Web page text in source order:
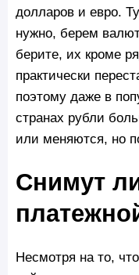
долларов и евро.
нужно, берем
берите, их кроме
практически
поэтому даже в
странах рубли
или меняются, но
Снимут
Несмотря на то,